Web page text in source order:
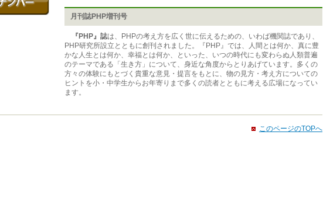
月刊誌PHP増刊号
『PHP』誌は、PHPの考え方を広く世に伝えるための、いわば機関誌であり、
PHP研究所設立とともに創刊されました。『PHP』では、人間とは何か、真に豊
かな人生とは何か、幸福とは何か、といった、いつの時代にも変わらぬ人類普遍
のテーマである「生き方」について、身近な角度からとりあげています。多くの
方々の体験にもとづく貴重な意見・提言をもとに、物の見方・考え方についての
ヒントを小・中学生からお年寄りまで多くの読者とともに考える広場になってい
ます。
このページのTOPへ